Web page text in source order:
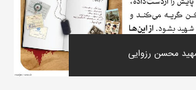
محسن رزوایی